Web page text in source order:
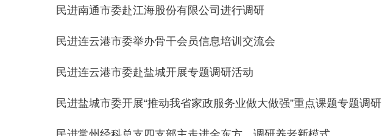
民进南通市委赴江海股份有限公司进行调研
民进连云港市委举办骨干会员信息培训交流会
民进连云港市委赴盐城开展专题调研活动
民进盐城市委开展“推动我省家政服务业做大做强”重点课题专题调研